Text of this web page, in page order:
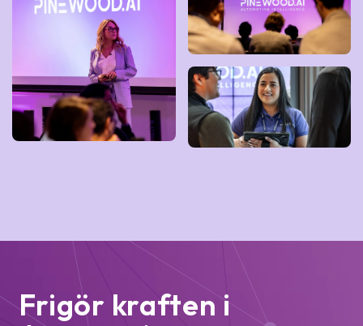
Frigör kraften i